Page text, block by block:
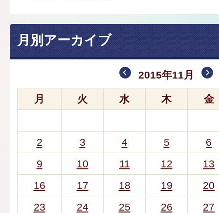
月別アーカイブ
2015年11月
月 火 水 木 金
2 3 4 5
6
9
10 11 12
13
16
17 18 19
20
23
24 25 26 27